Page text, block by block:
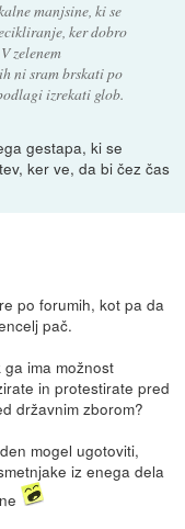
manjsine, ki se
ker dobro
zelenem
ni sram brskati po
izrekati glob.
gestapa, ki se
ker ve, da bi čez čas
po forumih, kot pa da
pač.
ima možnost
in protestirate pred
državnim zborom?
mogel ugotoviti,
iz enega dela